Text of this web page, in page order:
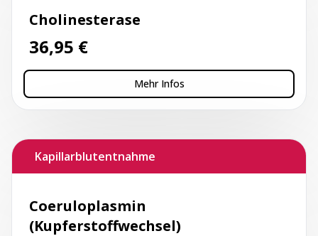
Cholinesterase
36,95 €
Mehr Infos
Kapillarblutentnahme
Coeruloplasmin
(Kupferstoffwechsel)